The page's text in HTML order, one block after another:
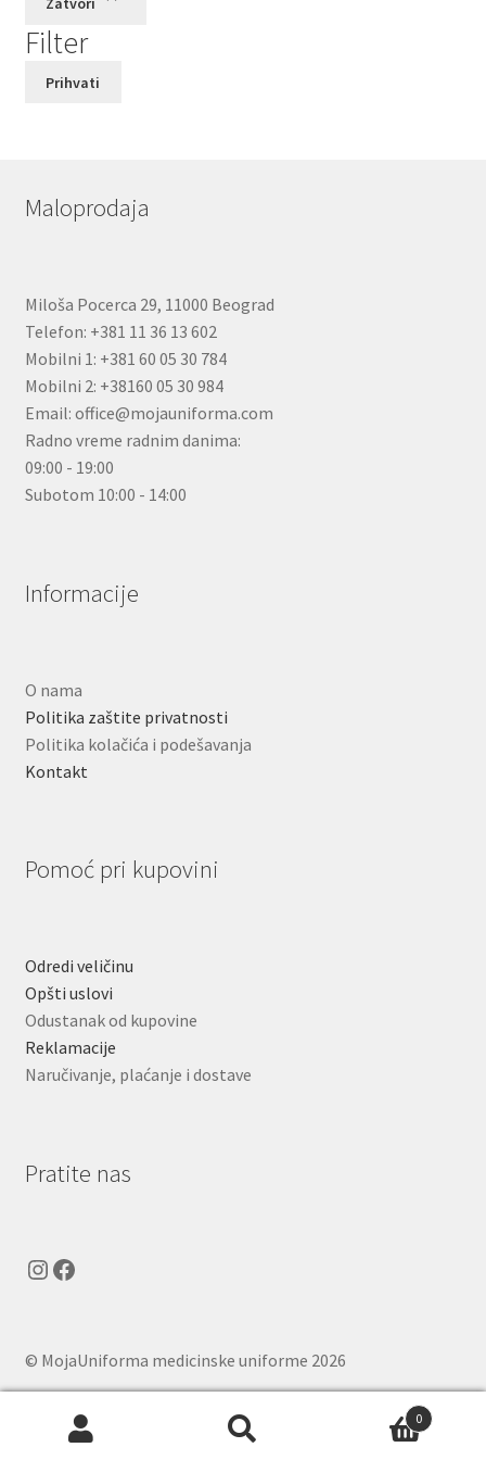
Filter
Prihvati
Maloprodaja
Miloša Pocerca 29, 11000 Beograd
Telefon: +381 11 36 13 602
Mobilni 1: +381 60 05 30 784
Mobilni 2: +38160 05 30 984
Email: office@mojauniforma.com
Radno vreme radnim danima:
09:00 - 19:00
Subotom 10:00 - 14:00
Informacije
O nama
Politika zaštite privatnosti
Politika kolačića i podešavanja
Kontakt
Pomoć pri kupovini
Odredi veličinu
Opšti uslovi
Odustanak od kupovine
Reklamacije
Naručivanje, plaćanje i dostave
Pratite nas
Instagram
Facebook
© MojaUniforma medicinske uniforme 2026
.
Pretraga
0